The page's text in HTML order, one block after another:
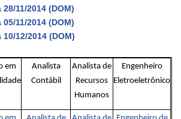
11/2014 (DOM)
11/2014 (DOM)
12/2014 (DOM)
em
Analista
Contábil
Analista de
Recursos
Humanos
Engenheiro
Eletroeletrônico